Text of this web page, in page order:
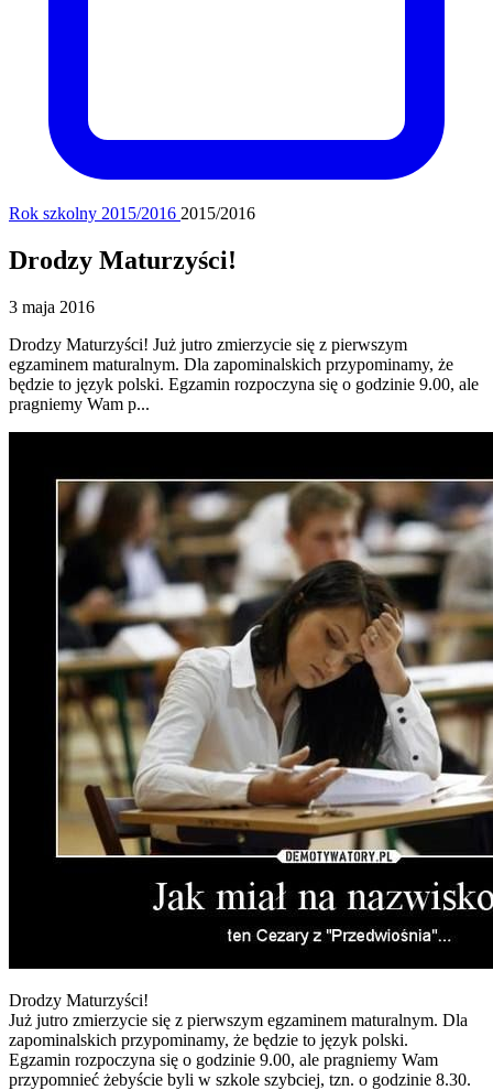
Rok szkolny 2015/2016 2015/2016
Drodzy Maturzyści!
3 maja 2016
Drodzy Maturzyści! Już jutro zmierzycie się z pierwszym
egzaminem maturalnym. Dla zapominalskich przypominamy, że
będzie to język polski. Egzamin rozpoczyna się o godzinie 9.00, ale
pragniemy Wam p...
Drodzy Maturzyści!
Już jutro zmierzycie się z pierwszym egzaminem maturalnym. Dla
zapominalskich przypominamy, że będzie to język polski.
Egzamin rozpoczyna się o godzinie 9.00, ale pragniemy Wam
przypomnieć żebyście byli w szkole szybciej, tzn. o godzinie 8.30.